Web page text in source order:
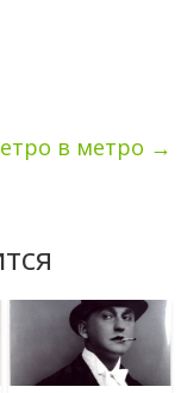
в метро →